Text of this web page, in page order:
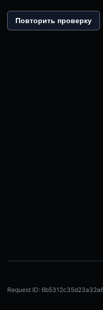
Повторить проверку
Request ID: